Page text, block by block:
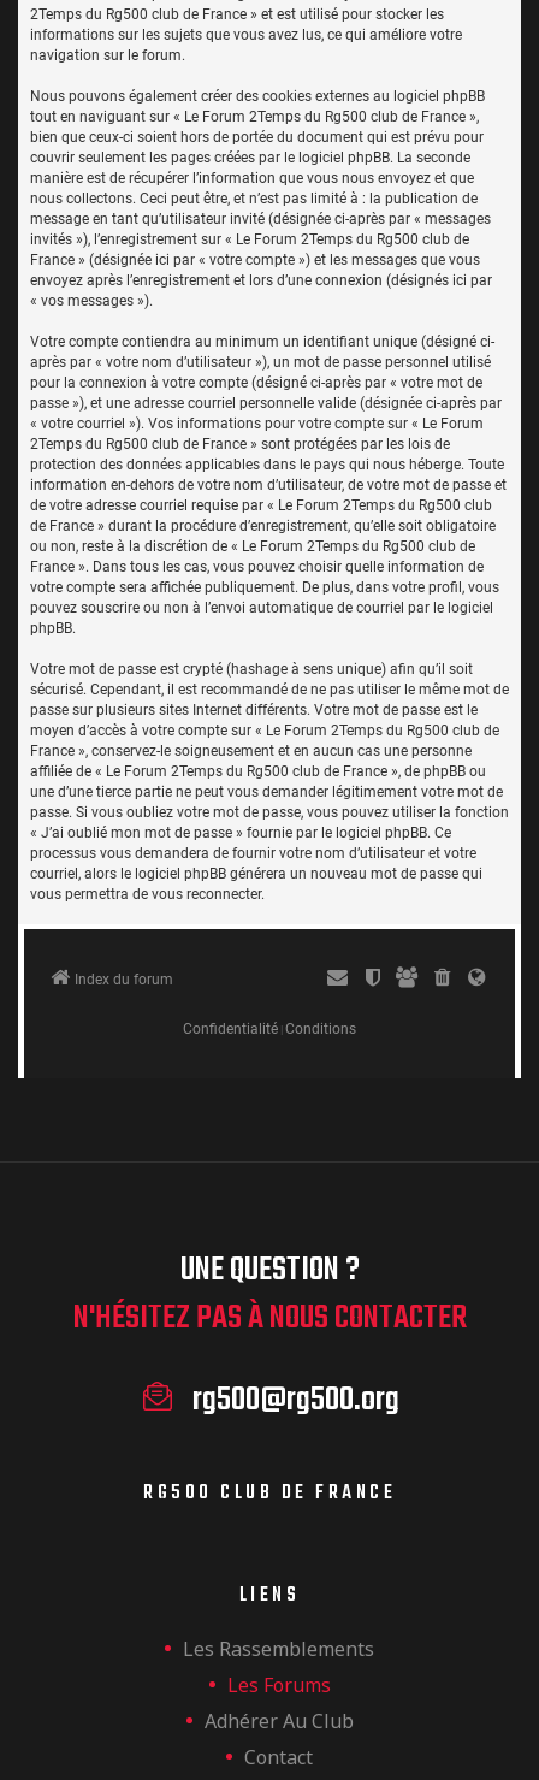
UNE QUESTION ?
N'HÉSITEZ PAS À NOUS CONTACTER
rg500@rg500.org
RG500 CLUB DE FRANCE
LIENS
Les Rassemblements
Les Forums
Adhérer Au Club
Contact